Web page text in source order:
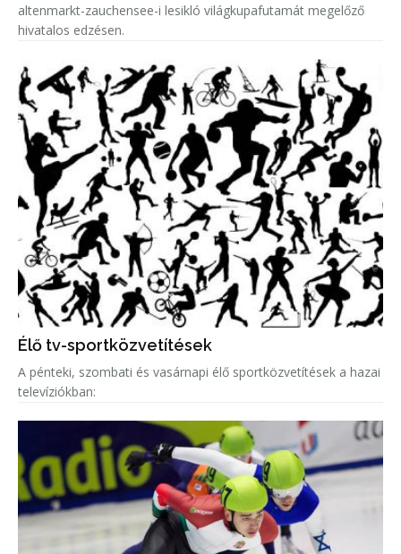
altenmarkt-zauchensee-i lesikló világkupafutamát megelőző
hivatalos edzésen.
Élő tv-sportközvetítések
A pénteki, szombati és vasárnapi élő sportközvetítések a hazai
televíziókban: